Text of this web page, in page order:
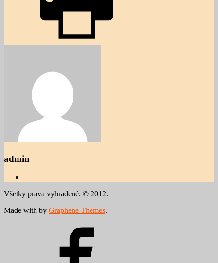
admin
Všetky práva vyhradené. © 2012.
Made with by Graphene Themes.